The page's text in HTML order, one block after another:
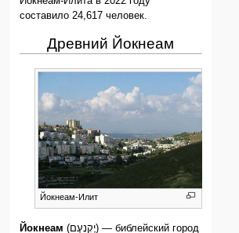
составило 24,617 человек.
Древний Йокнеам
Йокнеам-Илит
Йокнеам (יָקְנְעָם) — библейский город